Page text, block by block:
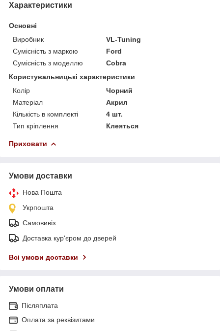
Характеристики
Основні
Виробник
VL-Tuning
Сумісність з маркою
Ford
Сумісність з моделлю
Cobra
Користувальницькі характеристики
Колір
Чорний
Матеріал
Акрил
Кількість в комплекті
4 шт.
Тип кріплення
Клеяться
Приховати
Умови доставки
Нова Пошта
Укрпошта
Самовивіз
Доставка кур'єром до дверей
Всі умови доставки
Умови оплати
Післяплата
Оплата за реквізитами